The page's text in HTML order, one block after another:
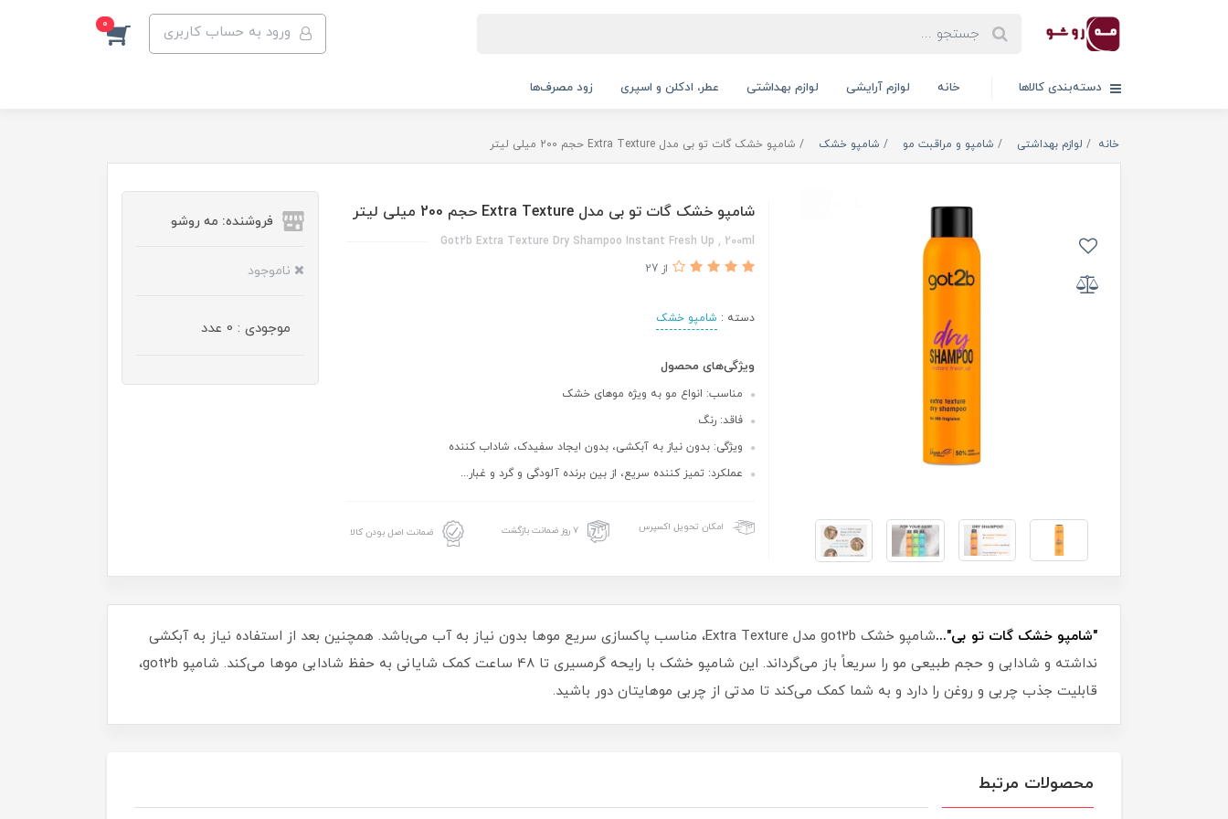
ورود به حساب کاربری 0
دسته‌بندی کالاها خانه لوازم آرایشی لوازم بهداشتی عطر، ادکلن و اسپری زود مصرف‌ها
خانه لوازم بهداشتی شامپو و مراقبت مو شامپو خشک شامپو خشک گات تو بی مدل Extra Texture حجم 200 میلی لیتر
شامپو خشک گات تو بی مدل Extra Texture حجم 200 میلی لیتر
Got2b Extra Texture Dry Shampoo Instant Fresh Up , 200ml
از 27
دسته : شامپو خشک
ویژگی‌های محصول
مناسب: انواع مو به ویژه موهای خشک
فاقد: رنگ
ویژگی: بدون نیاز به آبکشی، بدون ایجاد سفیدک، شاداب کننده
عملکرد: تمیز کننده سریع، از بین برنده آلودگی و گرد و غبار...
امکان تحویل اکسپرس ۷ روز ضمانت بازگشت ضمانت اصل بودن کالا
فروشنده: مه رو‌شو
ناموجود
موجودی : 0 عدد
"شامپو خشک گات تو بی"...
شامپو خشک got2b مدل Extra Texture، مناسب پاکسازی سریع موها بدون نیاز به آب می‌باشد. همچنین بعد از استفاده نیاز به آبکشی
نداشته و شادابی و حجم طبیعی مو را سریعاً باز می‌گرداند. این شامپو خشک با رایحه گرمسیری تا 48 ساعت کمک شایانی به حفظ شادابی موها می‌کند. شامپو got2b،
قابلیت جذب چربی و روغن را دارد و به شما کمک می‌کند تا مدتی از چربی موهایتان دور باشید.
محصولات مرتبط